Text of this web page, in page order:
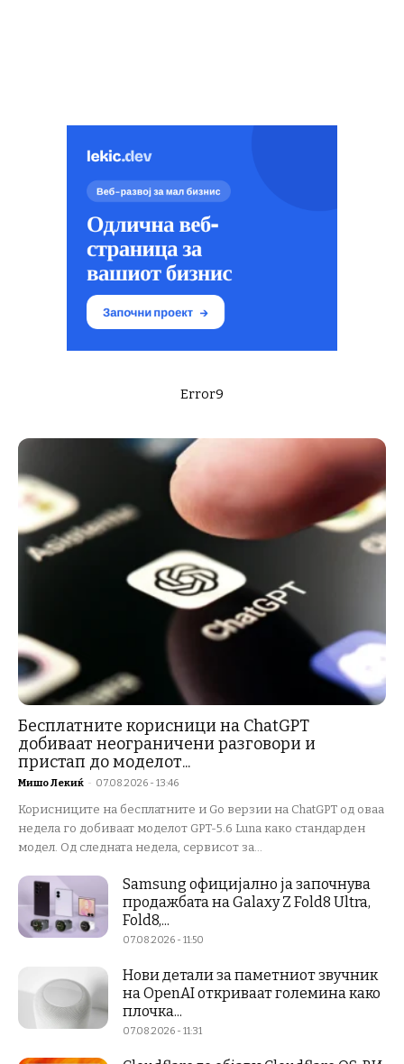
Error9
Бесплатните корисници на ChatGPT
добиваат неограничени разговори и
пристап до моделот...
Мишо Лекиќ - 07.08.2026 - 13:46
Корисниците на бесплатните и Go верзии на ChatGPT од оваа
недела го добиваат моделот GPT-5.6 Luna како стандарден
модел. Од следната недела, сервисот за...
Samsung официјално ја започнува
продажбата на Galaxy Z Fold8 Ultra,
Fold8,...
07.08.2026 - 11:50
Нови детали за паметниот звучник
на OpenAI откриваат големина како
плочка...
07.08.2026 - 11:31